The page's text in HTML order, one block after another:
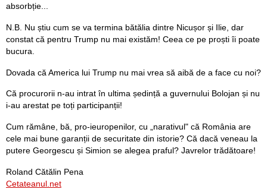
absorbție...
N.B. Nu știu cum se va termina bătălia dintre Nicușor și Ilie, dar
constat că pentru Trump nu mai existăm! Ceea ce pe proști îi poate
bucura.
Dovada că America lui Trump nu mai vrea să aibă de a face cu noi?
Că procurorii n-au intrat în ultima ședință a guvernului Bolojan și nu
i-au arestat pe toți participanții!
Cum rămâne, bă, pro-ieuropenilor, cu „narativul" că România are
cele mai bune garanții de securitate din istorie? Că dacă veneau la
putere Georgescu și Simion se alegea praful? Javrelor trădătoare!
Roland Cătălin Pena
Cetateanul.net